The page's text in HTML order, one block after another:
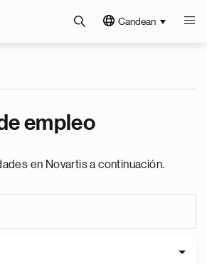
Candean
empleo
en Novartis a continuación.